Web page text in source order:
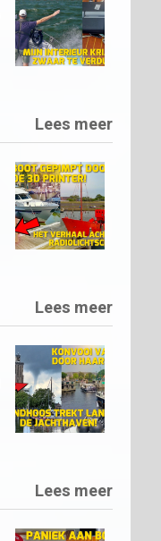
Lees meer
Lees meer
Lees meer